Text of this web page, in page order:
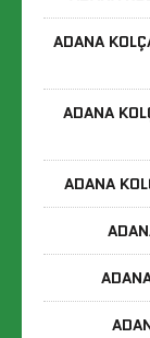
ADANA
ADANA
ADANA